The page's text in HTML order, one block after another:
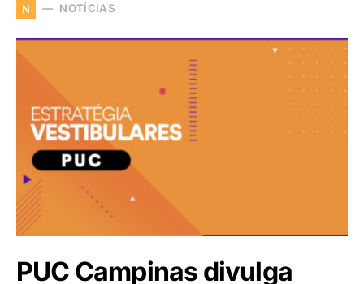
N NOTÍCIAS
PUC Campinas divulga